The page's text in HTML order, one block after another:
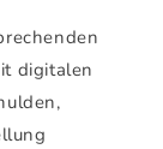
digitalen